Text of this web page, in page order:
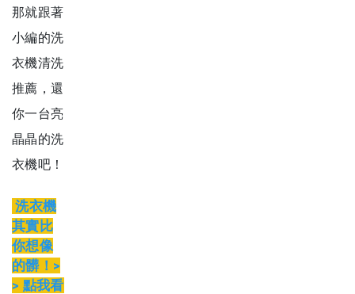
那就跟著
小編的洗
衣機清洗
推薦，還
你一台亮
晶晶的洗
衣機吧！
洗衣機
其實比
你想像
的髒！>
> 點我看